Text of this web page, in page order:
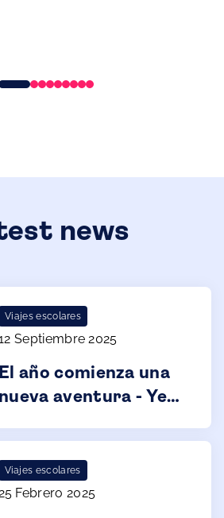
news
Viajes escolares
Septiembre 2025
El año comienza una
nueva aventura - Year
Viajes escolares
25 Febrero 2025